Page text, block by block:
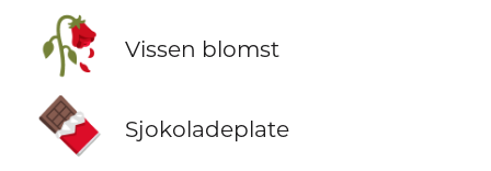
🥀 Vissen blomst
🍫 Sjokoladeplate